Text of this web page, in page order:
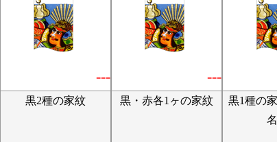
---
黒2種の家紋
---
黒・赤各1ヶの家紋
黒1種の